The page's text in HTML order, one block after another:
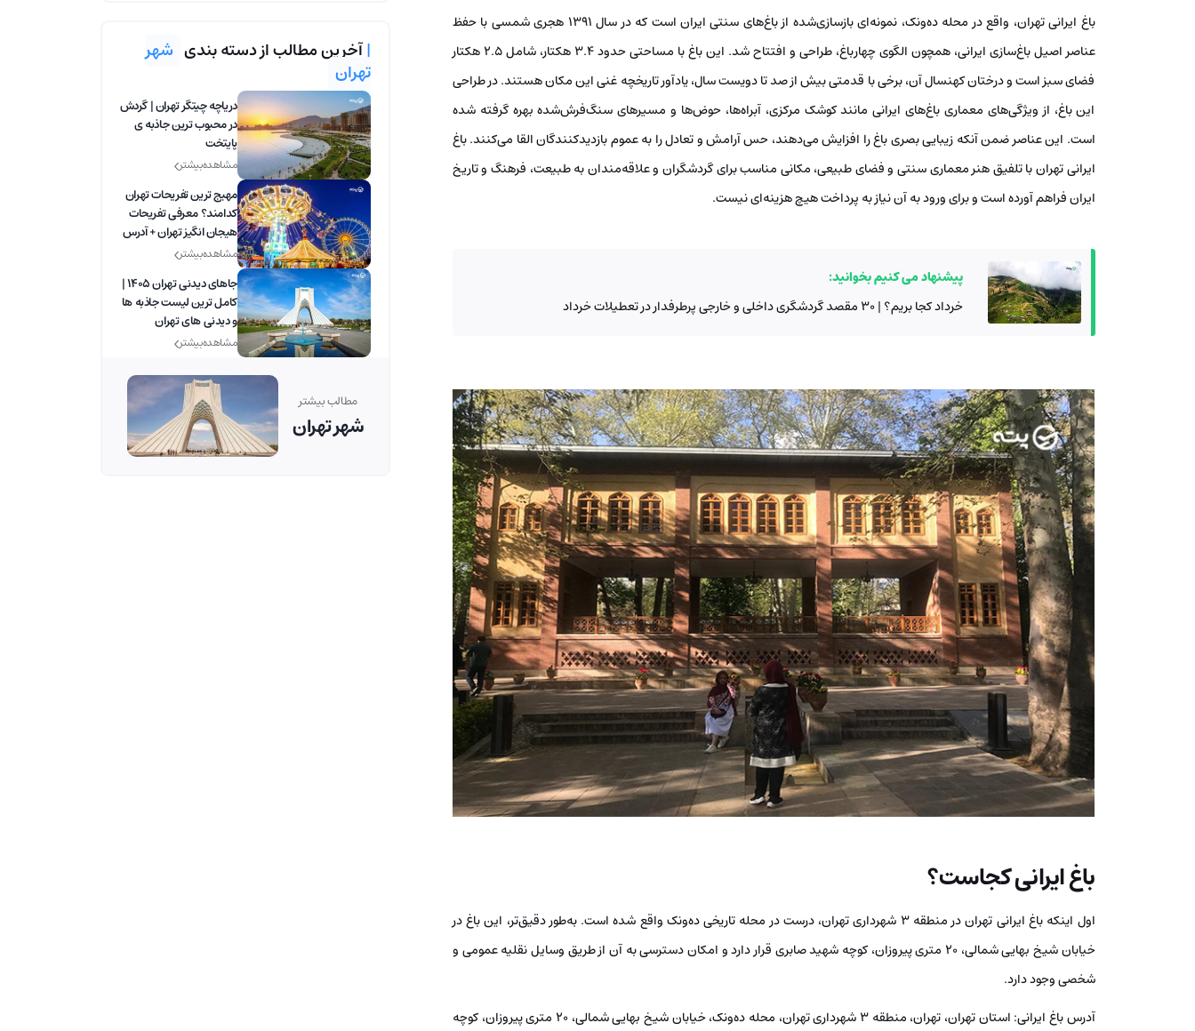
باغ ایرانی تهران، واقع در محله ده‌ونک، نمونه‌ای بازسازی‌شده از باغ‌های سنتی ایران است که در سال ۱۳۹۱ هجری شمسی با حفظ
عناصر اصیل باغ‌سازی ایرانی، همچون الگوی چهارباغ، طراحی و افتتاح شد. این باغ با مساحتی حدود ۳.۴ هکتار، شامل ۲.۵ هکتار
فضای سبز است و درختان کهنسال آن، برخی با قدمتی بیش از صد تا دویست سال، یادآور تاریخچه غنی این مکان هستند. در طراحی
این باغ، از ویژگی‌های معماری باغ‌های ایرانی مانند کوشک مرکزی، آبراه‌ها، حوض‌ها و مسیرهای سنگ‌فرش‌شده بهره گرفته شده
است. این عناصر ضمن آنکه زیبایی بصری باغ را افزایش می‌دهند، حس آرامش و تعادل را به عموم بازدیدکنندگان القا می‌کنند. باغ
ایرانی تهران با تلفیق هنر معماری سنتی و فضای طبیعی، مکانی مناسب برای گردشگران و علاقه‌مندان به طبیعت، فرهنگ و تاریخ
ایران فراهم آورده است و برای ورود به آن نیاز به پرداخت هیچ هزینه‌ای نیست.
پیشنهاد می کنیم بخوانید:
خرداد کجا بریم؟ | 30 مقصد گردشگری داخلی و خارجی پرطرفدار در تعطیلات خرداد
باغ ایرانی کجاست؟
اول اینکه باغ ایرانی تهران در منطقه ۳ شهرداری تهران، درست در محله تاریخی ده‌ونک واقع شده است. به‌طور دقیق‌تر، این باغ در
خیابان شیخ بهایی شمالی، ۲۰ متری پیروزان، کوچه شهید صابری قرار دارد و امکان دسترسی به آن از طریق وسایل نقلیه عمومی و
شخصی وجود دارد.
آدرس باغ ایرانی: استان تهران، تهران، منطقه ۳ شهرداری تهران، محله ده‌ونک، خیابان شیخ بهایی شمالی، ۲۰ متری پیروزان، کوچه
|آخرین مطالب از دسته بندی شهر
تهران
دریاچه چیتگر تهران | گردش
در محبوب ترین جاذبه ی
پایتخت
مشاهده بیشتر
مهیج ترین تفریحات تهران
کدامند؟ معرفی تفریحات
هیجان انگیز تهران + آدرس
مشاهده بیشتر
جاهای دیدنی تهران 1405 |
کامل ترین لیست جاذبه ها
و دیدنی های تهران
مشاهده بیشتر
مطالب بیشتر
شهر تهران